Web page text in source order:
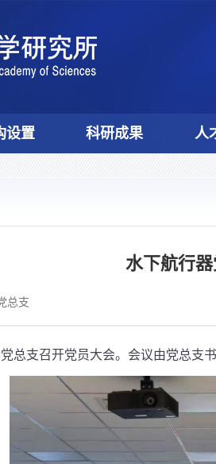
设置 科研成果 人
水下航行
总支
总支召开党员大会。会议由党总支